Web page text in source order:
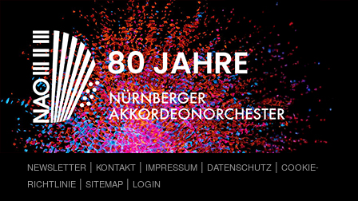
Nürnberger
Akkordeonorchester
Nürnberger Akkordeonorchester
NEWSLETTER | KONTAKT | IMPRESSUM | DATENSCHUTZ | COOKIE-
RICHTLINIE | SITEMAP | LOGIN